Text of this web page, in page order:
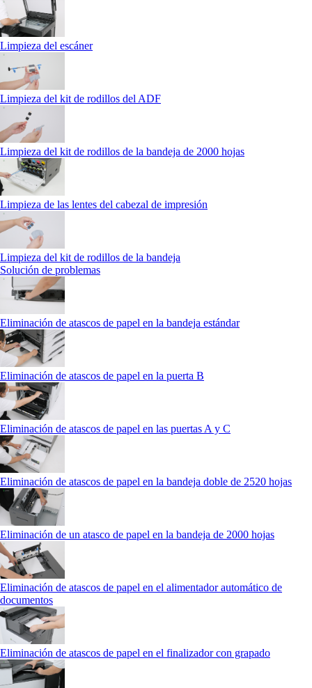
Limpieza del escáner
Limpieza del kit de rodillos del ADF
Limpieza del kit de rodillos de la bandeja de 2000 hojas
Limpieza de las lentes del cabezal de impresión
Limpieza del kit de rodillos de la bandeja
Solución de problemas
Eliminación de atascos de papel en la bandeja estándar
Eliminación de atascos de papel en la puerta B
Eliminación de atascos de papel en las puertas A y C
Eliminación de atascos de papel en la bandeja doble de 2520 hojas
Eliminación de un atasco de papel en la bandeja de 2000 hojas
Eliminación de atascos de papel en el alimentador automático de
documentos
Eliminación de atascos de papel en el finalizador con grapado